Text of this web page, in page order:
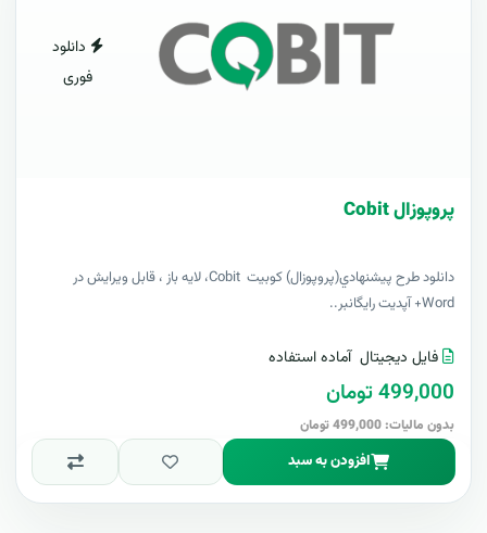
دانلود
فوری
پروپوزال Cobit
دانلود طرح پيشنهادي(پروپوزال) کوبیت Cobit، لایه باز ، قابل ویرایش در
Word+ آپدیت رایگانبر..
فایل دیجیتال آماده استفاده
499,000 تومان
بدون مالیات: 499,000 تومان
افزودن به سبد